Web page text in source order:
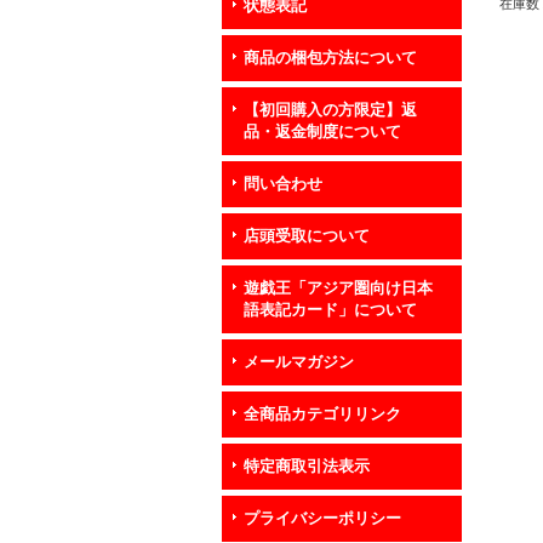
状態表記
商品の梱包方法について
【初回購入の方限定】返
品・返金制度について
問い合わせ
店頭受取について
遊戯王「アジア圏向け日本
語表記カード」について
メールマガジン
全商品カテゴリリンク
特定商取引法表示
プライバシーポリシー
在庫数